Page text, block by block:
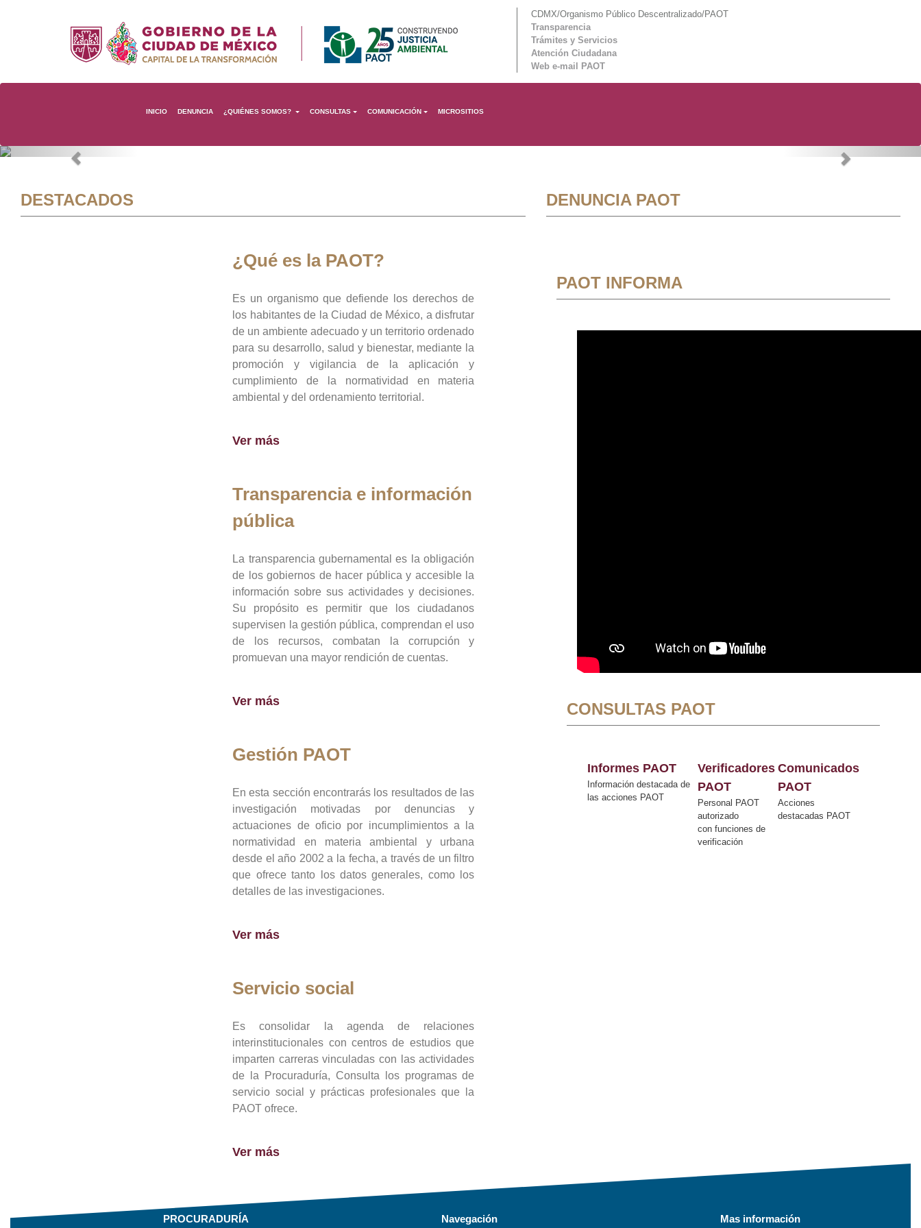
CDMX/Organismo Público Descentralizado/PAOT
Transparencia
Trámites y Servicios
Atención Ciudadana
Web e-mail PAOT
INICIO DENUNCIA ¿QUIÉNES SOMOS? CONSULTAS COMUNICACIÓN MICROSITIOS
Previous Next
DESTACADOS
¿Qué es la PAOT?
Es un organismo que defiende los derechos de
los habitantes de la Ciudad de México, a disfrutar
de un ambiente adecuado y un territorio ordenado
para su desarrollo, salud y bienestar, mediante la
promoción y vigilancia de la aplicación y
cumplimiento de la normatividad en materia
ambiental y del ordenamiento territorial.
Ver más
Transparencia e información
pública
La transparencia gubernamental es la obligación
de los gobiernos de hacer pública y accesible la
información sobre sus actividades y decisiones.
Su propósito es permitir que los ciudadanos
supervisen la gestión pública, comprendan el uso
de los recursos, combatan la corrupción y
promuevan una mayor rendición de cuentas.
Ver más
Gestión PAOT
En esta sección encontrarás los resultados de las
investigación motivadas por denuncias y
actuaciones de oficio por incumplimientos a la
normatividad en materia ambiental y urbana
desde el año 2002 a la fecha, a través de un filtro
que ofrece tanto los datos generales, como los
detalles de las investigaciones.
Ver más
Servicio social
Es consolidar la agenda de relaciones
interinstitucionales con centros de estudios que
imparten carreras vinculadas con las actividades
de la Procuraduría, Consulta los programas de
servicio social y prácticas profesionales que la
PAOT ofrece.
Ver más
DENUNCIA PAOT
PAOT INFORMA
CONSULTAS PAOT
Informes PAOT
Información destacada de
las acciones PAOT
Verificadores
PAOT
Personal PAOT
autorizado
con funciones de
verificación
Comunicados
PAOT
Acciones
destacadas PAOT
PROCURADURÍA Navegación Mas información